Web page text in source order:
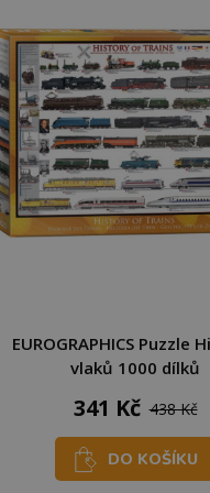
EUROGRAPHICS Puzzle
vlaků 1000 dílků
341 Kč 438 Kč
DO KOŠÍKU